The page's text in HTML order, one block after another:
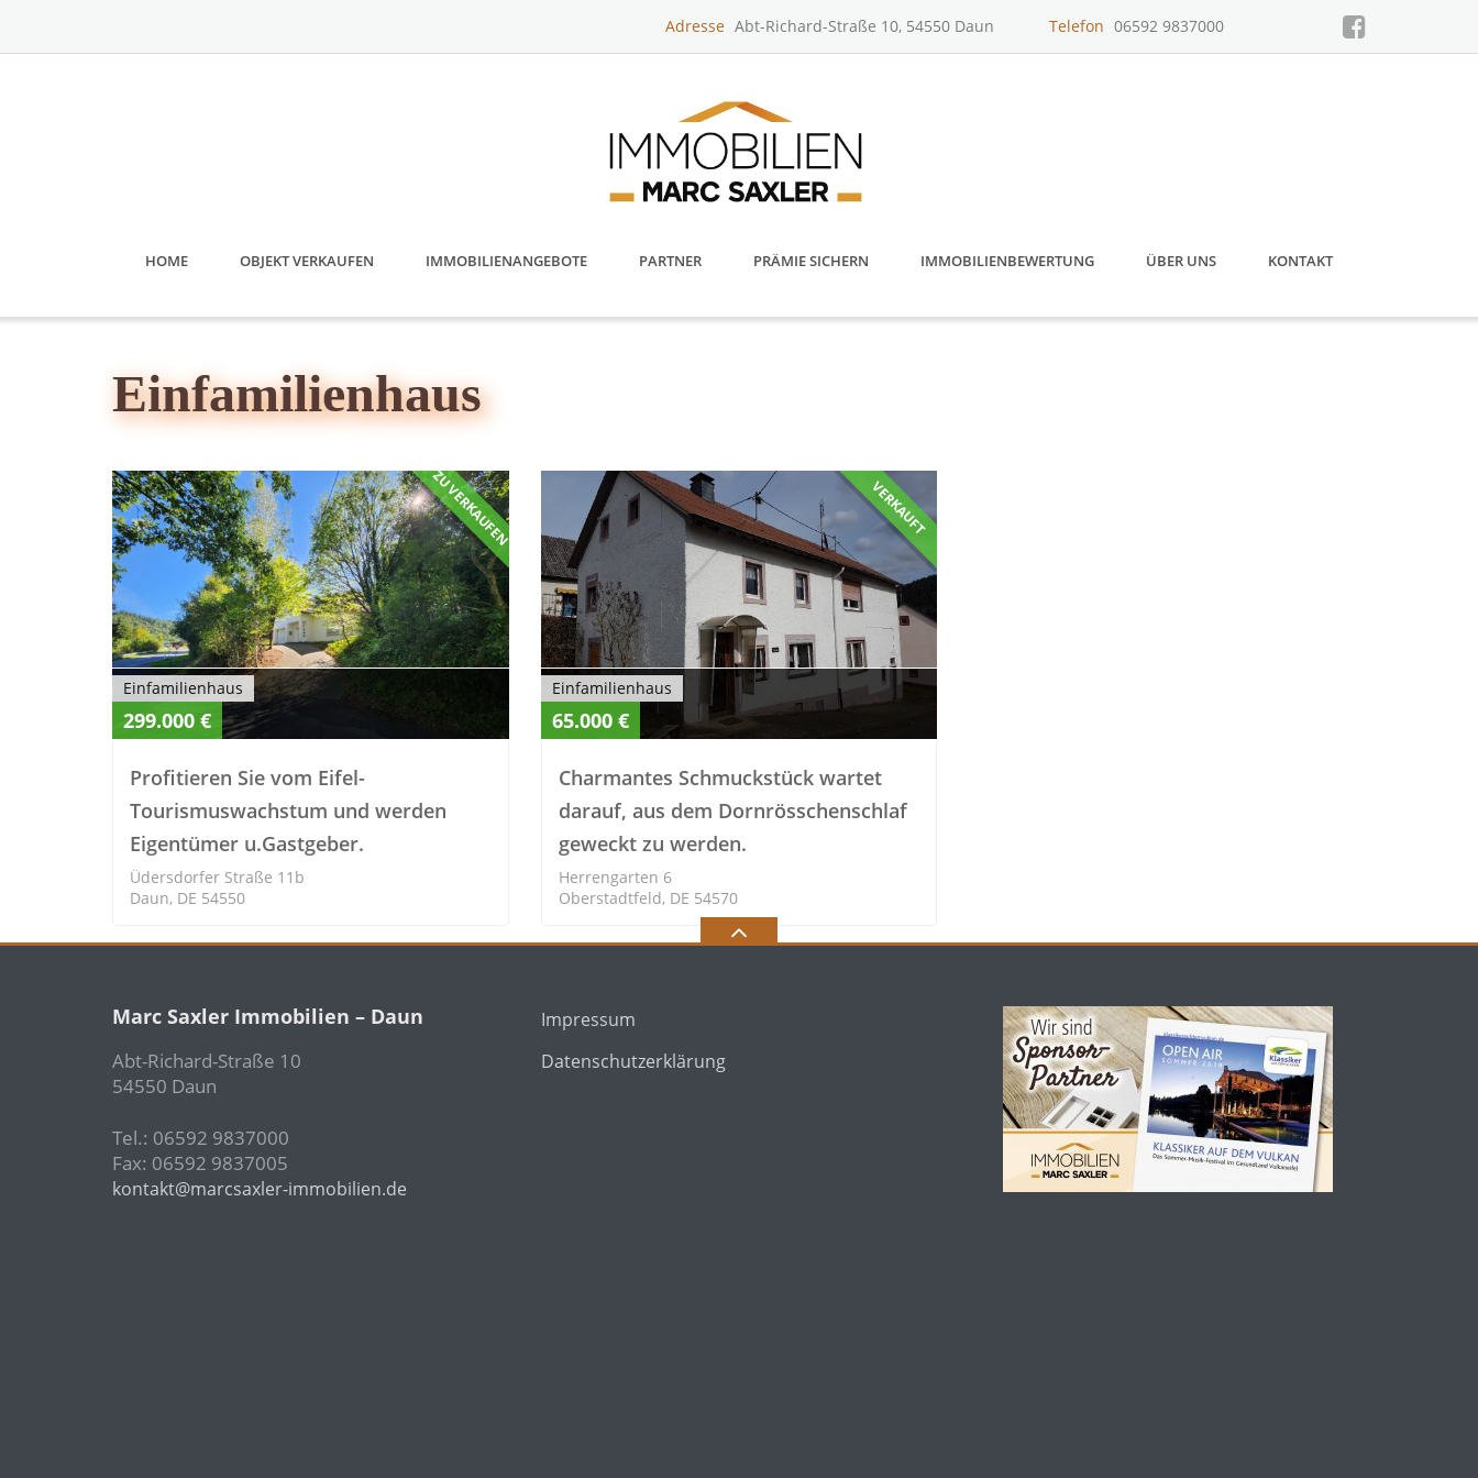
content
Adresse Abt-Richard-Straße 10, 54550 Daun Telefon 06592 9837000
HOME OBJEKT VERKAUFEN IMMOBILIENANGEBOTE PARTNER PRÄMIE SICHERN IMMOBILIENBEWERTUNG ÜBER UNS KONTAKT
Einfamilienhaus
ZU VERKAUFEN
Einfamilienhaus
299.000 €
Profitieren Sie vom Eifel-
Tourismuswachstum und werden
Eigentümer u.Gastgeber.
Üdersdorfer Straße 11b
Daun, DE 54550
VERKAUFT
Einfamilienhaus
65.000 €
Charmantes Schmuckstück wartet
darauf, aus dem Dornrösschenschlaf
geweckt zu werden.
Herrengarten 6
Oberstadtfeld, DE 54570
Marc Saxler Immobilien – Daun
Abt-Richard-Straße 10
54550 Daun
Tel.: 06592 9837000
Fax: 06592 9837005
kontakt@marcsaxler-immobilien.de
Impressum
Datenschutzerklärung